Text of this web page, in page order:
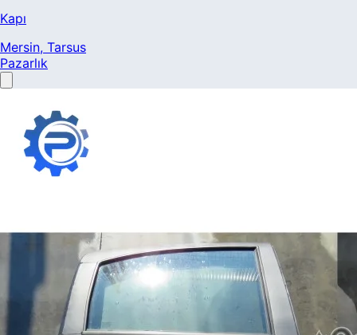
Kapı
Mersin, Tarsus
Pazarlık